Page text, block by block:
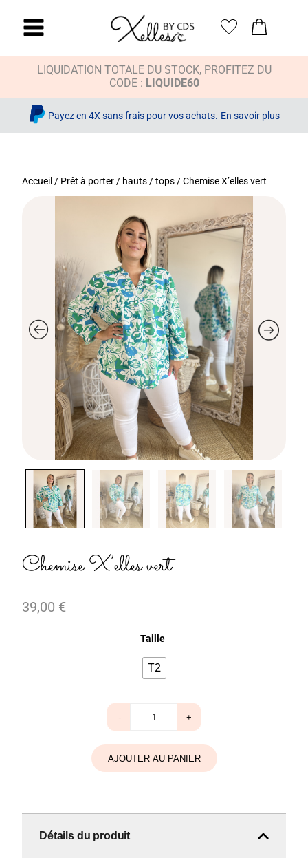
LIQUIDATION TOTALE DU STOCK, PROFITEZ DU
CODE : LIQUIDE60
Payez en 4X sans frais pour vos achats. En savoir plus
Accueil / Prêt à porter / hauts / tops / Chemise X’elles vert
Chemise X’elles vert
39,00 €
Taille
T2
de
Chemise
X’elles
vert
- +
AJOUTER AU PANIER
Détails du produit